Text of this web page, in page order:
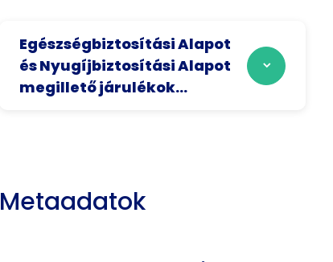
Egészségbiztosítási Alapot
és Nyugíjbiztosítási Alapot
megillető járulékok...
Metaadatok